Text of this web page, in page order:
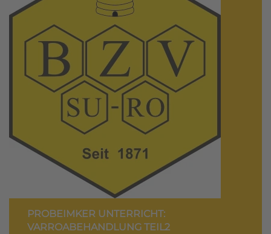
PROBEIMKER UNTERRICHT:
VARROABEHANDLUNG TEIL2